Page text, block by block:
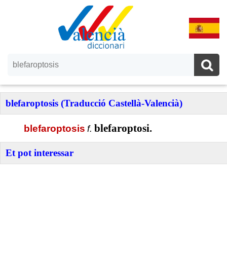
blefaroptosis (Traducció Castellà-Valencià)
blefaroptosis f. blefaroptosi.
Et pot interessar